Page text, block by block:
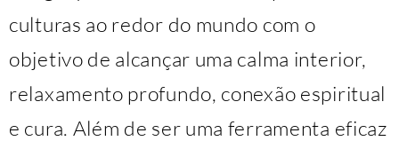
culturas ao redor do mundo com o
objetivo de alcançar uma calma interior,
relaxamento profundo, conexão espiritual
e cura. Além de ser uma ferramenta eficaz